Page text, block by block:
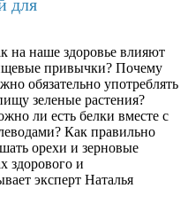
для
на наше здоровье влияют
привычки? Почему
обязательно употреблять
зеленые растения?
ли есть белки вместе с
Как правильно
орехи и зерновые
здорового и
эксперт Наталья